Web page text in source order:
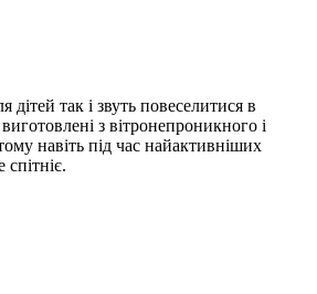
дітей так і звуть повеселитися в
з вітронепроникного і
навіть під час найактивніших